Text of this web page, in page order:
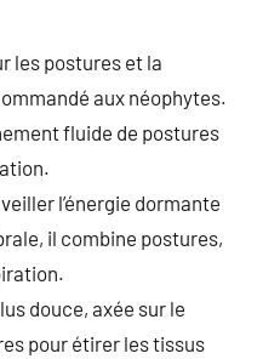
les postures et la
aux néophytes.
fluide de postures
l’énergie dormante
il combine postures,
douce, axée sur le
pour étirer les tissus